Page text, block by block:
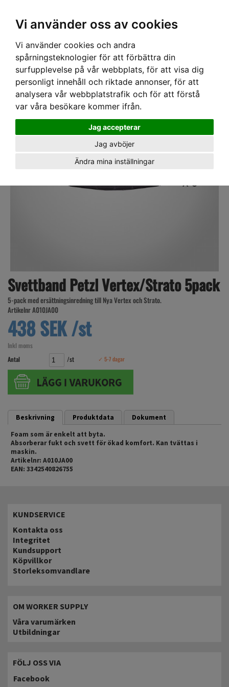
Vi använder oss av cookies
Vi använder cookies och andra
spårningsteknologier för att förbättra din
surfupplevelse på vår webbplats, för att visa dig
personligt innehåll och riktade annonser, för att
analysera vår webbplatstrafik och för att förstå
var våra besökare kommer ifrån.
Jag accepterar
Jag avböjer
Ändra mina inställningar
Hem ›SKYDDSHJÄLMAR› Svettband Petzl Vertex/Strato 5pack
Svettband Petzl Vertex/Strato 5pack
5-pack med ersättningsinredning till Nya Vertex och Strato.
Artikelnr A010JA00
438 SEK /st
Inkl moms
Antal
/st ✓ 5-7 dagar
Beskrivning Produktdata
Dokument
Foam som är enkelt att byta.
Absorberar fukt och svett för ökad komfort. Kan tvättas i
maskin.
Artikelnr: A010JA00
EAN: 3342540826755
KUNDSERVICE
Kontakta oss
Integritet
Kundsupport
Köpvillkor
Storleksomvandlare
OM WORKER SUPPLY
Våra varumärken
Utbildningar
FÖLJ OSS VIA
Facebook